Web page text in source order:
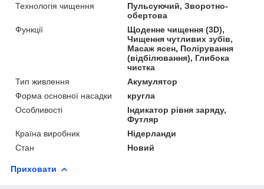
Технологія чищення
Пульсуючий, Зворотно-
обертова
Функції
Щоденне чищення (3D),
Чищення чутливих зубів,
Масаж ясен, Полірування
(відбілювання), Глибока
чистка
Тип живлення
Акумулятор
Форма основної насадки
кругла
Особливості
Індикатор рівня заряду,
Футляр
Країна виробник
Нідерланди
Стан
Новий
Приховати